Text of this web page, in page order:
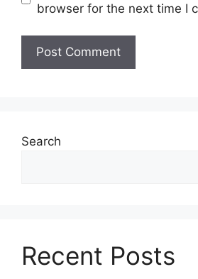
browser for the next time I
Search
Recent Posts